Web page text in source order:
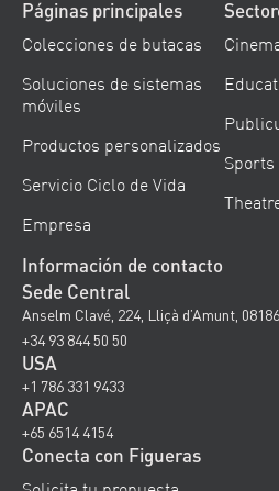
Páginas principales
Colecciones de butacas
Soluciones de sistemas
móviles
Productos personalizados
Servicio Ciclo de Vida
Empresa
Sports
Información de contacto
Sede Central
Anselm Clavé, 224, Lliçà d’Amunt,
+34 93 844 50 50
USA
+1 786 331 9433
APAC
+65 6514 4154
Conecta con Figueras